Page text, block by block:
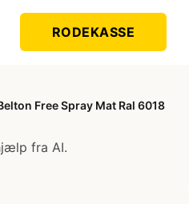
RODEKASSE
Free Spray Mat Ral 6018
fra AI.